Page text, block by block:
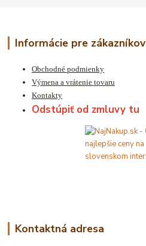
Informácie pre zákazníkov
Obchodné podmienky
Výmena a vrátenie tovaru
Kontakty
Odstúpiť od zmluvy tu
Kontaktná adresa